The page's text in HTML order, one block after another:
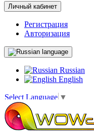
Личный кабинет
Регистрация
Авторизация
language
Russian
English
Select Language ▼